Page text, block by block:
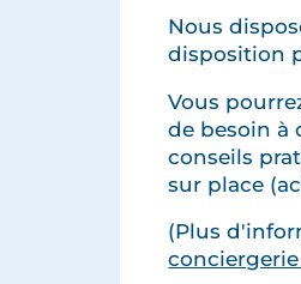
Nous
disposition
Vous
de besoin à
conseils
sur place
(Plus